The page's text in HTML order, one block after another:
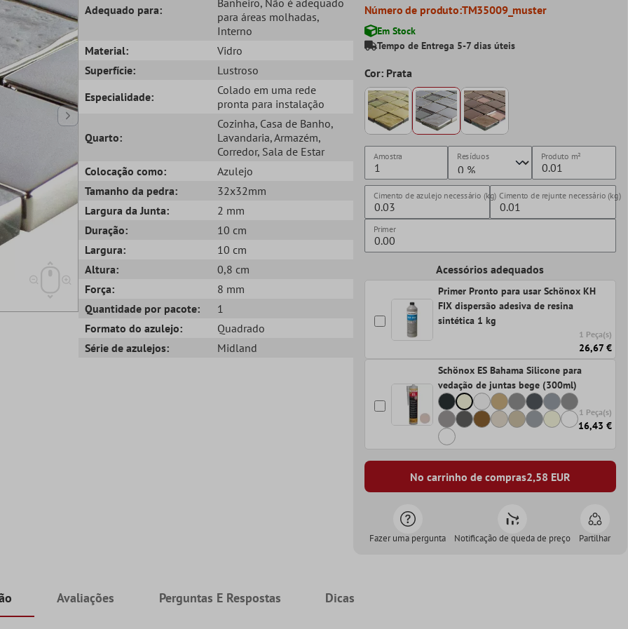
Adequado para:
para áreas molhadas,
Interno
Material:
Vidro
Superfície:
Lustroso
Especialidade:
Colado em uma rede
pronta para instalação
Quarto:
Cozinha, Casa de Banho,
Lavandaria, Armazém,
Corredor, Sala de Estar
Colocação como:
Azulejo
Tamanho da pedra:
32x32mm
Largura da Junta:
2 mm
Duração:
10 cm
Largura:
10 cm
Altura:
0,8 cm
Força:
8 mm
Quantidade por pacote:
1
Formato do azulejo:
Quadrado
Série de azulejos:
Midland
Número de produto:TM35009_muster
Em Stock
Tempo de Entrega 5-7 dias úteis
Cor: Prata
Amostra Resíduos Produto m²
Cimento de azulejo necessário (kg) Cimento de rejunte necessário (kg)
Primer
Acessórios adequados
Primer Pronto para usar Schönox KH
FIX dispersão adesiva de resina
sintética 1 kg
1 Peça(s)
26,67 €
Schönox ES Bahama Silicone para
vedação de juntas bege (300ml)
1 Peça(s)
16,43 €
No carrinho de compras2,58 EUR
Fazer uma pergunta Notificação de queda de preço Partilhar
Avaliações Perguntas E Respostas Dicas